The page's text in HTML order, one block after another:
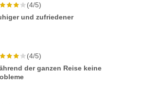
(4/5)
und zufriedener
(4/5)
der ganzen Reise keine